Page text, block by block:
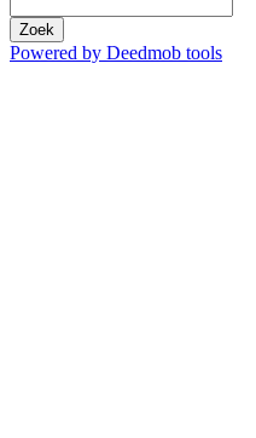
Zoek
Powered by Deedmob tools